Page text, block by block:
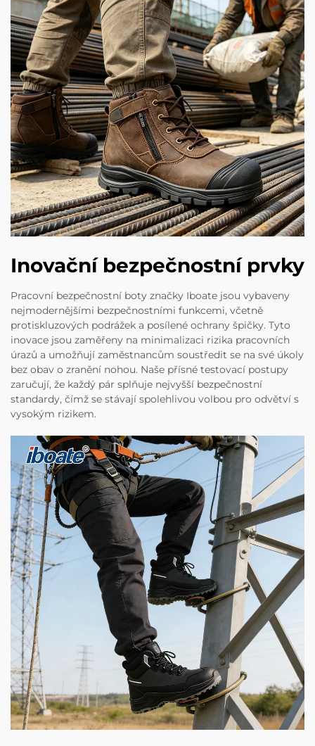
Inovační bezpečnostní prvky
Pracovní bezpečnostní boty značky Iboate jsou vybaveny
nejmodernějšími bezpečnostními funkcemi, včetně
protiskluzových podrážek a posílené ochrany špičky. Tyto
inovace jsou zaměřeny na minimalizaci rizika pracovních
úrazů a umožňují zaměstnancům soustředit se na své úkoly
bez obav o zranění nohou. Naše přísné testovací postupy
zaručují, že každý pár splňuje nejvyšší bezpečnostní
standardy, čímž se stávají spolehlivou volbou pro odvětví s
vysokým rizikem.